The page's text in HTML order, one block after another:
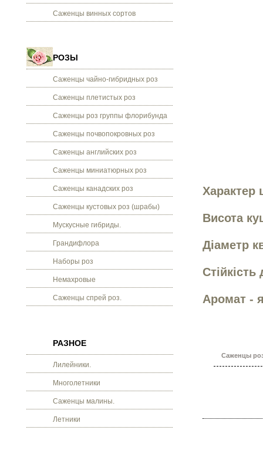
Саженцы винных сортов
РОЗЫ
Саженцы чайно-гибридных роз
Саженцы плетистых роз
Саженцы роз группы флорибунда
Саженцы почвопокровных роз
Саженцы английских роз
Саженцы миниатюрных роз
Саженцы канадских роз
Саженцы кустовых роз (шрабы)
Мускусные гибриды.
Грандифлора
Наборы роз
Немахровые
Саженцы спрей роз.
РАЗНОЕ
Лилейники.
Многолетники
Саженцы малины.
Летники
Характер
Висота
Діаметр
Аромат -
Саженцы